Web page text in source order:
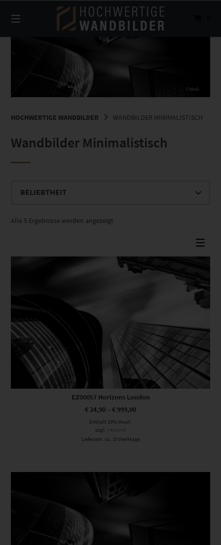
zum
Inhalt
HOCHWERTIGE WANDBILDER WANDBILDER MINIMALISTISCH
Wandbilder Minimalistisch
Alle 5 Ergebnisse werden angezeigt
Dieses Produkt weist mehrere Varianten auf. Die Optionen können auf der Produktseite gewählt werden
EZ00057 Horizons London
€ 24,90 – € 999,00
Enthält 19% Mwst.
zzgl. Versand
Lieferzeit: ca. 10 Werktage
Dieses Produkt weist mehrere Varianten auf. Die Optionen können auf der Produktseite gewählt werden